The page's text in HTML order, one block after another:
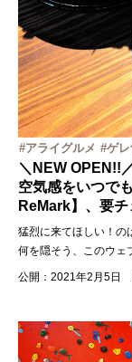
アライグルメ ゲ
＼NEW OPEN!!
空気感をいつで
ReMark】、要チ
猛烈に来てほしい！の
何を隠そう、このウェ
公開：2021年2月5日